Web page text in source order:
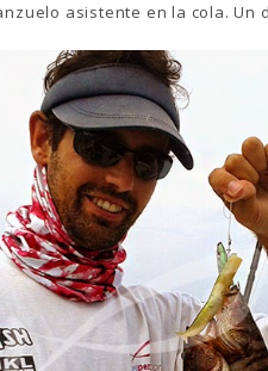
asistente en la cola. Un